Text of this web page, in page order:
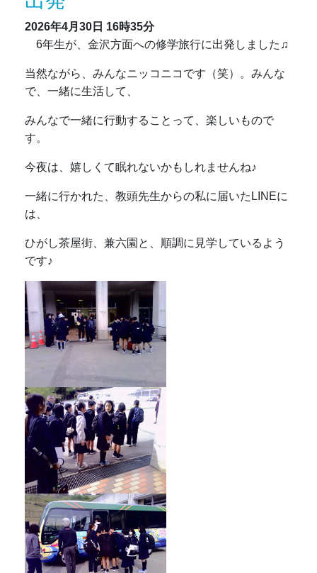
2026年4月30日 16時35分
6年生が、金沢方面への修学旅行に出発しました♫
当然ながら、みんなニッコニコです（笑）。みんな
で、一緒に生活して、
みんなで一緒に行動することって、楽しいもので
す。
今夜は、嬉しくて眠れないかもしれませんね♪
一緒に行かれた、教頭先生からの私に届いたLINEに
は、
ひがし茶屋街、兼六園と、順調に見学しているよう
です♪